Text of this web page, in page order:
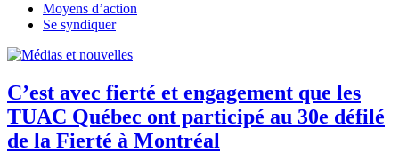
Moyens d’action
Se syndiquer
C’est avec fierté et engagement que les
TUAC Québec ont participé au 30e défilé
de la Fierté à Montréal